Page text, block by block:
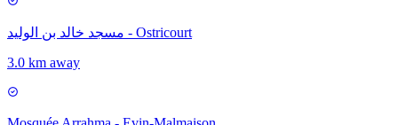
مسجد خالد بن الوليد - Ostricourt
3.0 km away